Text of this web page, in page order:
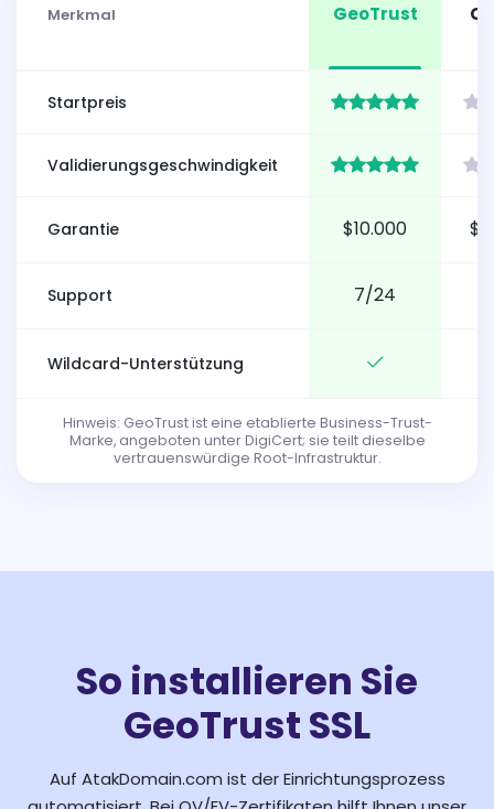
Merkmal GeoTrust
Startpreis
Validierungsgeschwindigkeit
Garantie $10.000
Support 7/24
Wildcard-Unterstützung
Hinweis: GeoTrust ist eine etablierte Business-Trust-
Marke, angeboten unter DigiCert; sie teilt dieselbe
vertrauenswürdige Root-Infrastruktur.
So installieren Sie
GeoTrust SSL
Auf AtakDomain.com ist der Einrichtungsprozess